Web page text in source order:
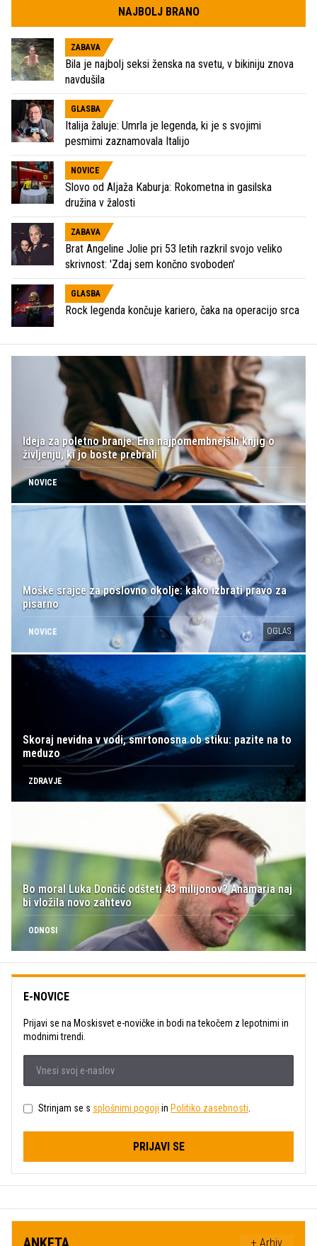
NAJBOLJ BRANO
ZABAVA
Bila je najbolj seksi ženska na svetu, v bikiniju znova
navdušila
GLASBA
Italija žaluje: Umrla je legenda, ki je s svojimi
pesmimi zaznamovala Italijo
NOVICE
Slovo od Aljaža Kaburja: Rokometna in gasilska
družina v žalosti
ZABAVA
Brat Angeline Jolie pri 53 letih razkril svojo veliko
skrivnost: 'Zdaj sem končno svoboden'
GLASBA
Rock legenda končuje kariero, čaka na operacijo srca
Ideja za poletno branje: Ena najpomembnejših knjig o
življenju, ki jo boste prebrali
NOVICE
Moške srajce za poslovno okolje: kako izbrati pravo za
pisarno
NOVICE OGLAS
Skoraj nevidna v vodi, smrtonosna ob stiku: pazite na to
meduzo
ZDRAVJE
Bo moral Luka Dončić odšteti 43 milijonov? Anamaria naj
bi vložila novo zahtevo
ODNOSI
E-NOVICE
Prijavi se na Moskisvet e-novičke in bodi na tekočem z lepotnimi in
modnimi trendi.
Strinjam se s splošnimi pogoji in Politiko zasebnosti.
PRIJAVI SE
+ Arhiv